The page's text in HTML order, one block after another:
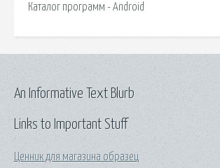
Каталог программ - Android
Links to Important Stuff
Ценник для магазина образец
An Informative Text Blurb